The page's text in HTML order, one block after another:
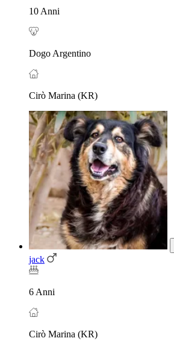
10 Anni
Dogo Argentino
Cirò Marina (KR)
jack
6 Anni
Cirò Marina (KR)